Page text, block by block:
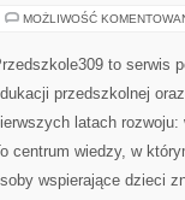
MOŻLIWOŚĆ
to serwis
przedszkolnej
latach
centrum wiedzy, w
wspierające dzieci